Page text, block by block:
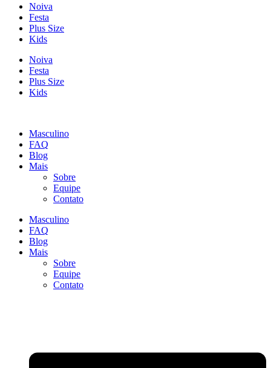
Noiva
Festa
Plus Size
Kids
Noiva
Festa
Plus Size
Kids
Masculino
FAQ
Blog
Mais
Sobre
Equipe
Contato
Masculino
FAQ
Blog
Mais
Sobre
Equipe
Contato